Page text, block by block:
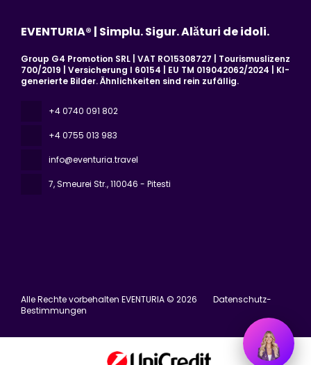
EVENTURIA® | Simplu. Sigur. Alături de idoli.
Group G4 Promotion SRL | VAT RO15308727 | Tourismuslizenz
700/2019 | Versicherung I 60154 | EU TM 019042062/2024 | KI-
generierte Bilder. Ähnlichkeiten sind rein zufällig.
+4 0740 091 802
+4 0755 013 983
info@eventuria.travel
7, Smeurei Str., 110046 - Pitesti
Alle Rechte vorbehalten EVENTURIA © 2026
Datenschutz-
Bestimmungen